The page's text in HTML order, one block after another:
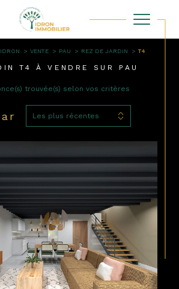
VENTE PAU REZ DE JARDIN T4
T4 À VENDRE SUR PAU
trouvée(s) selon vos critères
Les plus récentes